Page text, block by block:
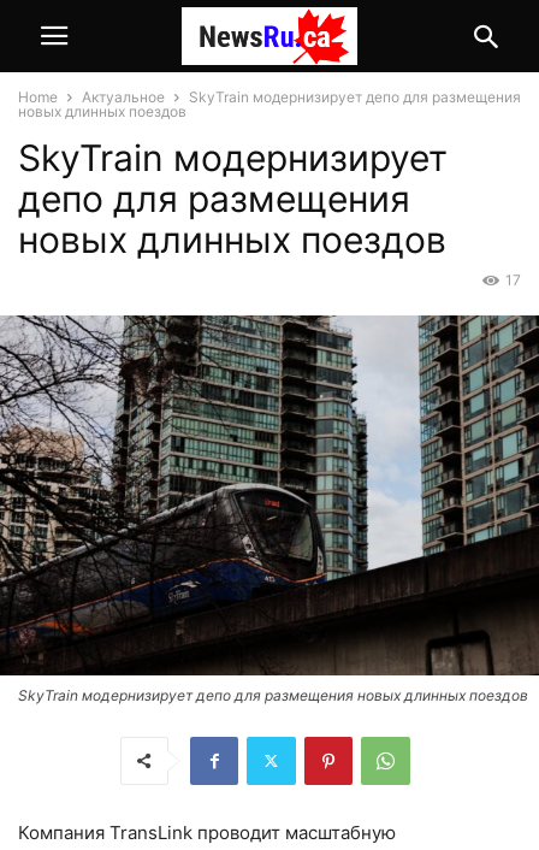
Home Актуальное
SkyTrain модернизирует депо для размещения
новых длинных поездов
SkyTrain модернизирует
депо для размещения
новых длинных поездов
17
SkyTrain модернизирует депо для размещения новых длинных поездов
Компания TransLink проводит масштабную